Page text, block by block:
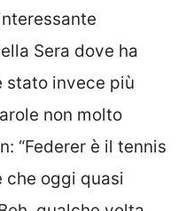
Sera dove ha
stato invece più
non molto
“Federer è il tennis
che oggi quasi